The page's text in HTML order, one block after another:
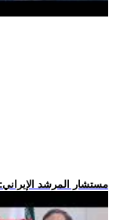
.. مستشار المرشد